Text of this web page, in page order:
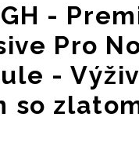
-
Pro
-
so